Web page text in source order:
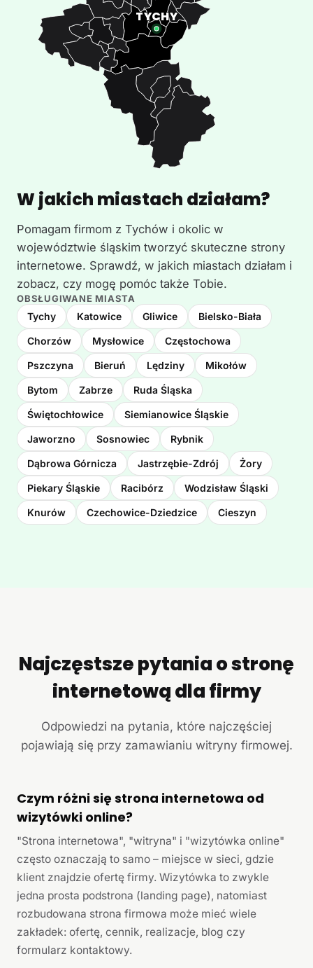
W jakich miastach działam?
Pomagam firmom z Tychów i okolic w
województwie śląskim tworzyć skuteczne strony
internetowe. Sprawdź, w jakich miastach działam i
zobacz, czy mogę pomóc także Tobie.
OBSŁUGIWANE MIASTA
Tychy Katowice Gliwice Bielsko-Biała
Chorzów Mysłowice Częstochowa
Pszczyna Bieruń Lędziny Mikołów
Bytom Zabrze Ruda Śląska
Świętochłowice Siemianowice Śląskie
Jaworzno Sosnowiec Rybnik
Dąbrowa Górnicza Jastrzębie-Zdrój Żory
Piekary Śląskie Racibórz Wodzisław Śląski
Knurów Czechowice-Dziedzice Cieszyn
Najczęstsze pytania o stronę
internetową dla firmy
Odpowiedzi na pytania, które najczęściej
pojawiają się przy zamawianiu witryny firmowej.
Czym różni się strona internetowa od
wizytówki online?
"Strona internetowa", "witryna" i "wizytówka online"
często oznaczają to samo – miejsce w sieci, gdzie
klient znajdzie ofertę firmy. Wizytówka to zwykle
jedna prosta podstrona (landing page), natomiast
rozbudowana strona firmowa może mieć wiele
zakładek: ofertę, cennik, realizacje, blog czy
formularz kontaktowy.